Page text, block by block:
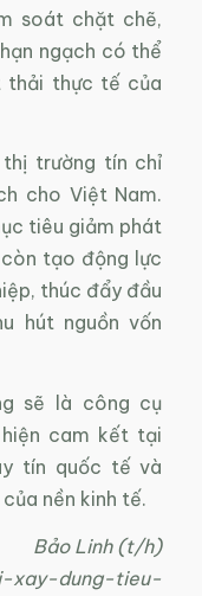
soát chặt chẽ,
ngạch có thể
thải thực tế của
trường tín chỉ
cho Việt Nam.
tiêu giảm phát
tạo động lực
thúc đẩy đầu
hút nguồn vốn
sẽ là công cụ
cam kết tại
tín quốc tế và
nền kinh tế.
Bảo Linh (t/h)
xay-dung-tieu-